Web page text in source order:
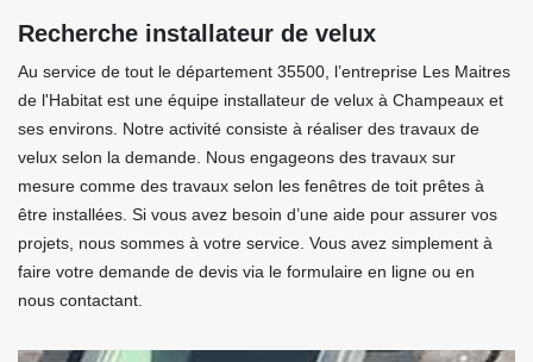
Recherche installateur de velux
Au service de tout le département 35500, l’entreprise Les Maitres
de l'Habitat est une équipe installateur de velux à Champeaux et
ses environs. Notre activité consiste à réaliser des travaux de
velux selon la demande. Nous engageons des travaux sur
mesure comme des travaux selon les fenêtres de toit prêtes à
être installées. Si vous avez besoin d’une aide pour assurer vos
projets, nous sommes à votre service. Vous avez simplement à
faire votre demande de devis via le formulaire en ligne ou en
nous contactant.